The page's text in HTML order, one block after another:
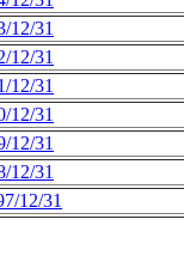
12/31
12/31
12/31
12/31
12/31
12/31
12/31